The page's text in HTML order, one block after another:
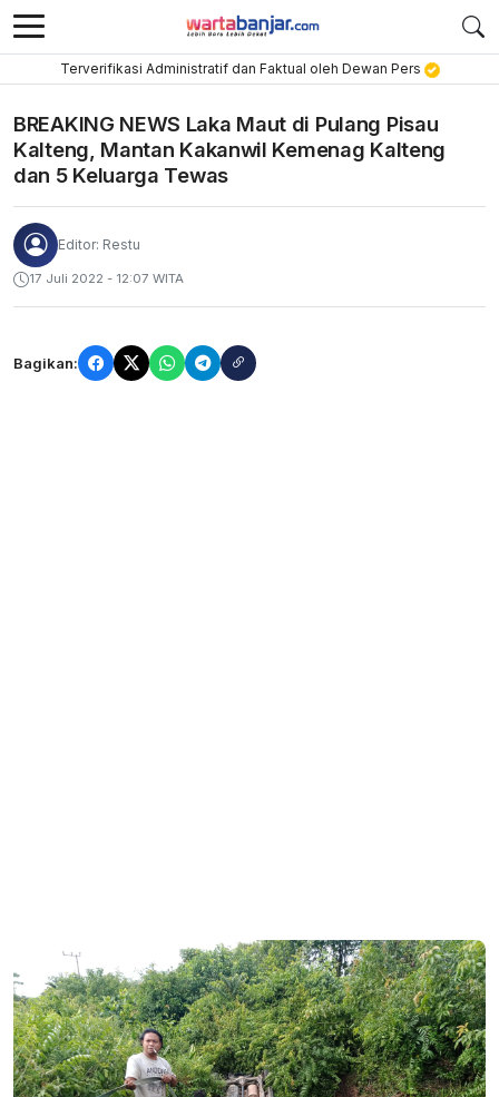
Terverifikasi Administratif dan Faktual oleh Dewan Pers
BREAKING NEWS Laka Maut di Pulang Pisau
Kalteng, Mantan Kakanwil Kemenag Kalteng
dan 5 Keluarga Tewas
Editor: Restu
17 Juli 2022 - 12:07 WITA
Bagikan: